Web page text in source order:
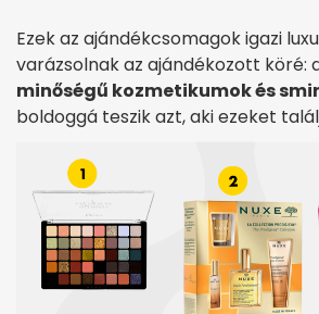
Ezek az ajándékcsomagok igazi
varázsolnak az ajándékozott köré:
minőségű kozmetikumok és
boldoggá teszik azt, aki ezeket